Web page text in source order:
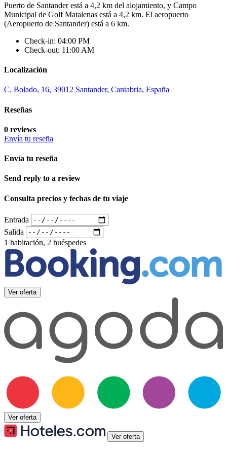
Puerto de Santander está a 4,2 km del alojamiento, y Campo
Municipal de Golf Matalenas está a 4,2 km. El aeropuerto
(Aeropuerto de Santander) está a 6 km.
Check-in: 04:00 PM
Check-out: 11:00 AM
Localización
C. Bolado, 16, 39012 Santander, Cantabria, España
Reseñas
0 reviews
Envía tu reseña
Envía tu reseña
Send reply to a review
Consulta precios y fechas de tu viaje
Entrada
Salida
1 habitación, 2 huéspedes
Ver oferta
Ver oferta
Ver oferta